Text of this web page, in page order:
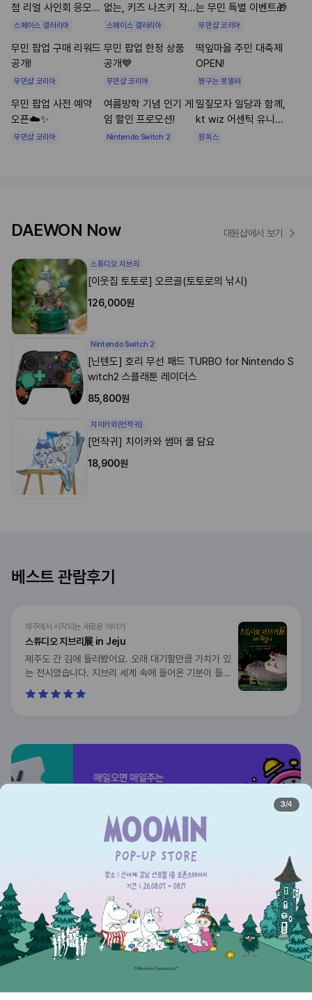
첨 리얼 사인회 응모
안내🎸
스페이스 갤러리아
없는, 키즈 나츠키 작
가님 사인회
스페이스 갤러리아
는 무민 특별 이벤트🎁
무민샵 코리아
무민 팝업 구매 리워드
공개!
무민샵 코리아
무민 팝업 한정 상품
공개💙
무민샵 코리아
떡잎마을 주민 대축제
OPEN!
짱구는 못말려
무민 팝업 사전 예약
오픈☁️✨
무민샵 코리아
여름방학 기념 인기 게
임 할인 프로모션!
Nintendo Switch 2
밀짚모자 일당과 함께,
kt wiz 어센틱 유니폼
공개⚾🏴‍☠️✨
원피스
DAEWON Now 대원샵에서 보기
스튜디오 지브리
[이웃집 토토로] 오르골(토토로의 낚시)
126,000원
Nintendo Switch 2
[닌텐도] 호리 무선 패드 TURBO for Nintendo S
witch2 스플래툰 레이더스
85,800원
치이카와(먼작귀)
[먼작귀] 치이카와 썸머 쿨 담요
18,900원
베스트 관람후기
제주에서 시작되는 새로운 이야기
스튜디오 지브리展 in Jeju
제주도 간 김에 들러봤어요. 오래 대기할만큼 가치가 있
는 전시였습니다. 지브리 세계 속에 들어온 기분이 들어
지브리파크 상품 구매할 수 있어서 너무 좋았습니다. 전
이용약관 개인정보처리방침 티켓 이용정책매장안내
제휴안내
대원미디어 사업자정보
© DAEWONMEDIA all rights reserved
3 4